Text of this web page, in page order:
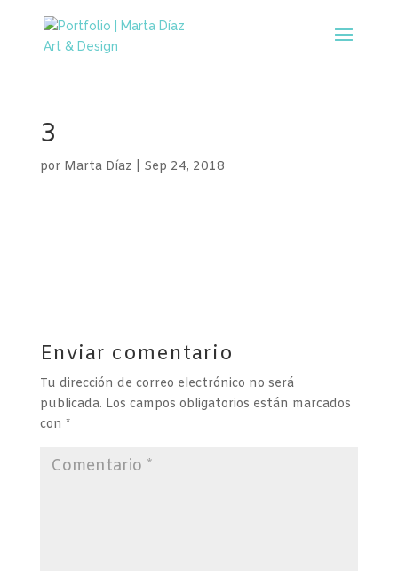
3
por Marta Díaz Sep 24, 2018
Enviar comentario
Tu dirección de correo electrónico no será
publicada. Los campos obligatorios están marcados
con *